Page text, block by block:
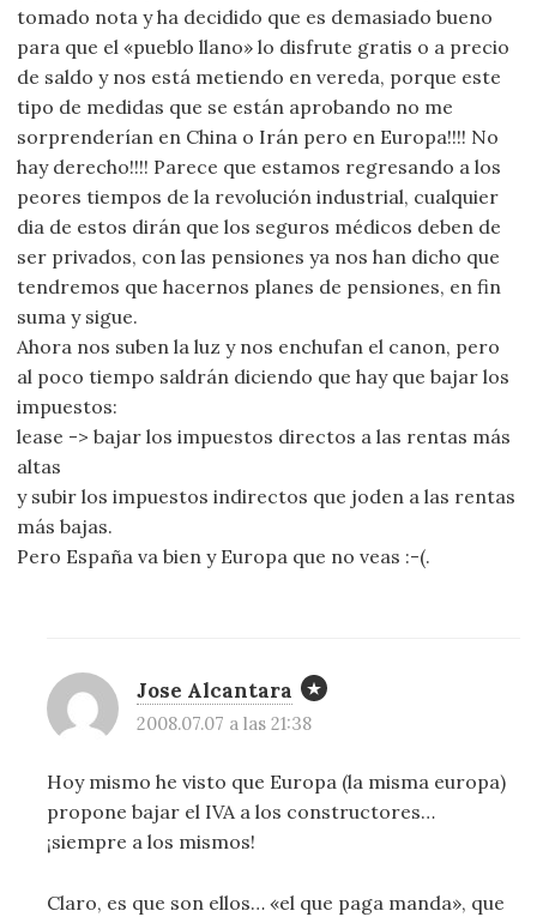
tomado nota y ha decidido que es demasiado bueno
para que el «pueblo llano» lo disfrute gratis o a precio
de saldo y nos está metiendo en vereda, porque este
tipo de medidas que se están aprobando no me
sorprenderían en China o Irán pero en Europa!!!! No
hay derecho!!!! Parece que estamos regresando a los
peores tiempos de la revolución industrial, cualquier
dia de estos dirán que los seguros médicos deben de
ser privados, con las pensiones ya nos han dicho que
tendremos que hacernos planes de pensiones, en fin
suma y sigue.
Ahora nos suben la luz y nos enchufan el canon, pero
al poco tiempo saldrán diciendo que hay que bajar los
impuestos:
lease -> bajar los impuestos directos a las rentas más
altas
y subir los impuestos indirectos que joden a las rentas
más bajas.
Pero España va bien y Europa que no veas :-(.
Jose Alcantara
2008.07.07 a las 21:38
Hoy mismo he visto que Europa (la misma europa)
propone bajar el IVA a los constructores…
¡siempre a los mismos!
Claro, es que son ellos… «el que paga manda», que